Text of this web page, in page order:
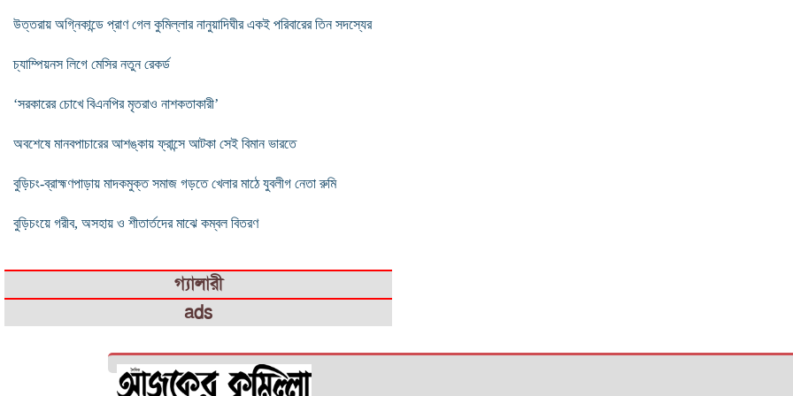
উত্তরায় অগ্নিকান্ডে প্রাণ গেল কুমিল্লার নানুয়াদিঘীর একই পরিবারের তিন সদস্যের
চ্যাম্পিয়নস লিগে মেসির নতুন রেকর্ড
‘সরকারের চোখে বিএনপির মৃতরাও নাশকতাকারী’
অবশেষে মানবপাচারের আশঙ্কায় ফ্রান্সে আটকা সেই বিমান ভারতে
বুড়িচং-ব্রাহ্মণপাড়ায় মাদকমুক্ত সমাজ গড়তে খেলার মাঠে যুবলীগ নেতা রুমি
বুড়িচংয়ে গরীব, অসহায় ও শীতার্তদের মাঝে কম্বল বিতরণ
গ্যালারী
ads